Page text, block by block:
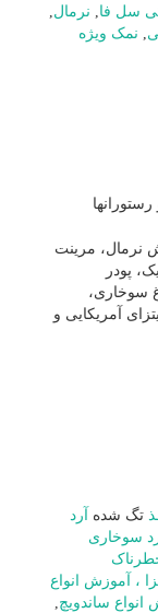
سل فا, نرمال,
, نمک ویژه
نرمال، مرینت
پودر
سوخاری،
آمریکایی و
تگ شده
آرد
سوخاری
، آموزش انواع
انواع ساندویچ,